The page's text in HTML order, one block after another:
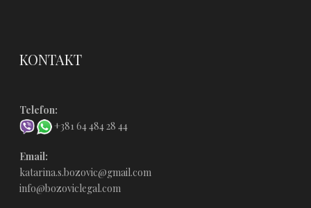
KONTAKT
Telefon:
+381 64 484 28 44
Email:
katarina.s.bozovic@gmail.com
info@bozoviclegal.com